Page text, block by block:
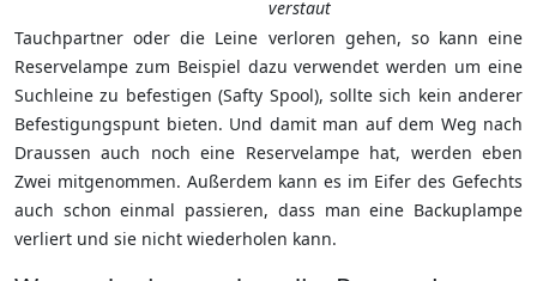
verstaut
Tauchpartner oder die Leine verloren gehen, so kann eine
Reservelampe zum Beispiel dazu verwendet werden um eine
Suchleine zu befestigen (Safty Spool), sollte sich kein anderer
Befestigungspunt bieten. Und damit man auf dem Weg nach
Draussen auch noch eine Reservelampe hat, werden eben
Zwei mitgenommen. Außerdem kann es im Eifer des Gefechts
auch schon einmal passieren, dass man eine Backuplampe
verliert und sie nicht wiederholen kann.